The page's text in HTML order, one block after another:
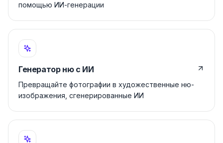
помощью ИИ-генерации
Генератор ню с ИИ
Превращайте фотографии в художественные ню-
изображения, сгенерированные ИИ